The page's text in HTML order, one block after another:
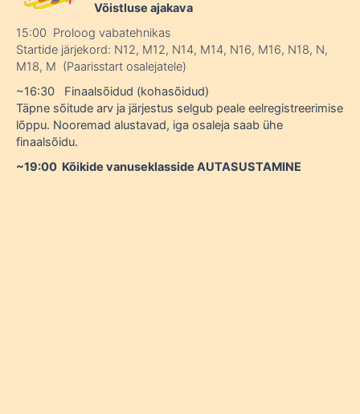
Võistluse ajakava
15:00 Proloog vabatehnikas
Startide järjekord: N12, M12, N14, M14, N16, M16, N18, N,
M18, M (Paarisstart osalejatele)
~16:30 Finaalsõidud (kohasõidud)
Täpne sõitude arv ja järjestus selgub peale eelregistreerimise
lõppu. Nooremad alustavad, iga osaleja saab ühe
finaalsõidu.
~19:00 Kõikide vanuseklasside AUTASUSTAMINE